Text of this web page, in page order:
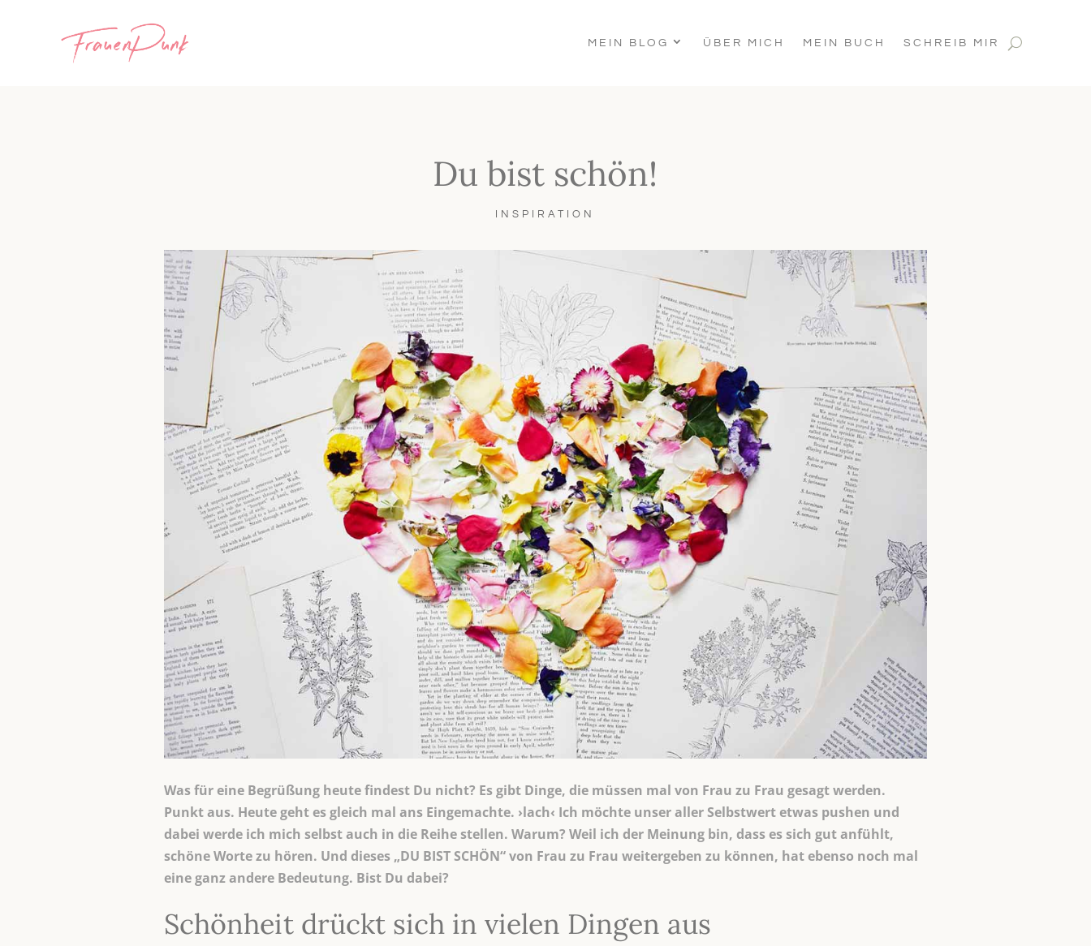
MEIN BLOG ÜBER MICH MEIN BUCH SCHREIB MIR
Du bist schön!
INSPIRATION
Was für eine Begrüßung heute findest Du nicht? Es gibt Dinge, die müssen mal von Frau zu Frau gesagt werden.
Punkt aus. Heute geht es gleich mal ans Eingemachte. ›lach‹ Ich möchte unser aller Selbstwert etwas pushen und
dabei werde ich mich selbst auch in die Reihe stellen. Warum? Weil ich der Meinung bin, dass es sich gut anfühlt,
schöne Worte zu hören. Und dieses „DU BIST SCHÖN“ von Frau zu Frau weitergeben zu können, hat ebenso noch mal
eine ganz andere Bedeutung. Bist Du dabei?
Schönheit drückt sich in vielen Dingen aus